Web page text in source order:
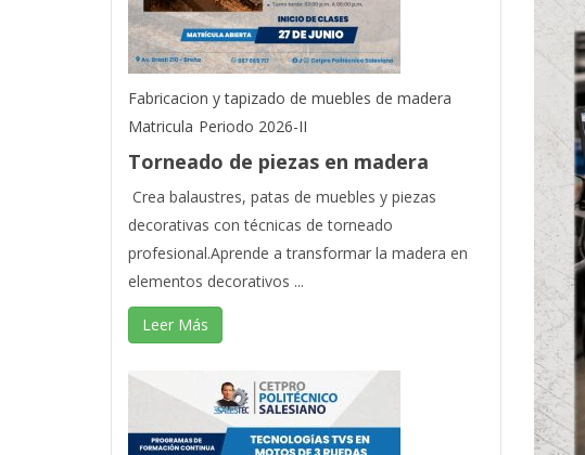
Fabricacion y tapizado de muebles de madera
Matricula Periodo 2026-II
Torneado de piezas en madera
Crea balaustres, patas de muebles y piezas
decorativas con técnicas de torneado
profesional.Aprende a transformar la madera en
elementos decorativos ...
Leer Más